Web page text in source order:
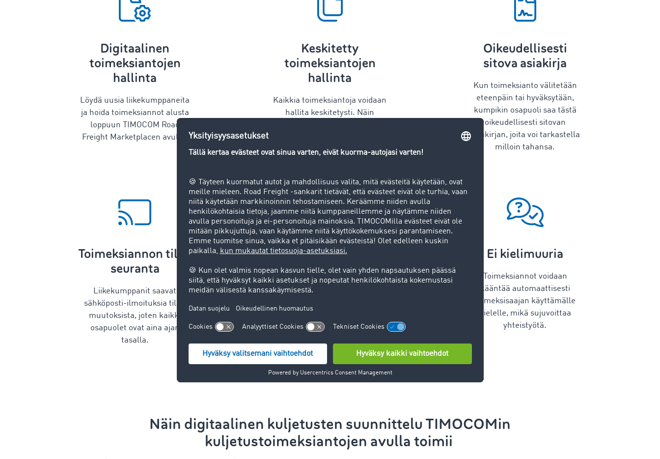
Digitaalinen
toimeksiantojen
hallinta
Löydä uusia liikekumppaneita
ja hoida toimeksiannot alusta
loppuun TIMOCOM Road
Freight Marketplacen avulla.
Keskitetty
toimeksiantojen
hallinta
Kaikkia toimeksiantoja voidaan
hallita keskitetysti. Näin
tärkeitä tietoja pääse
Oikeudellisesti
sitova asiakirja
Kun toimeksianto välitetään
eteenpäin tai hyväksytään,
kumpikin osapuoli saa tästä
oikeudellisesti sitovan
asiakirjan, joita voi tarkastella
milloin tahansa.
Toimeksiannon tilan
seuranta
Liikekumppanit saavat
sähköposti-ilmoituksia tilan
muutoksista, joten kaikki
osapuolet ovat aina ajan
tasalla.
Nopeaa viestintää
Digitaalisen prosessin ansiosta
viestintä liikekumppaneiden
nopeuttaa huomattavasti
tietojen välittämistä.
Ei kielimuuria
Toimeksiannot voidaan
kääntää automaattisesti
toimeksisaajan käyttämälle
kielelle, mikä sujuvoittaa
yhteistyötä.
Näin digitaalinen kuljetusten suunnitteluTIMOCOMin
kuljetustoimeksiantojen avulla toimii